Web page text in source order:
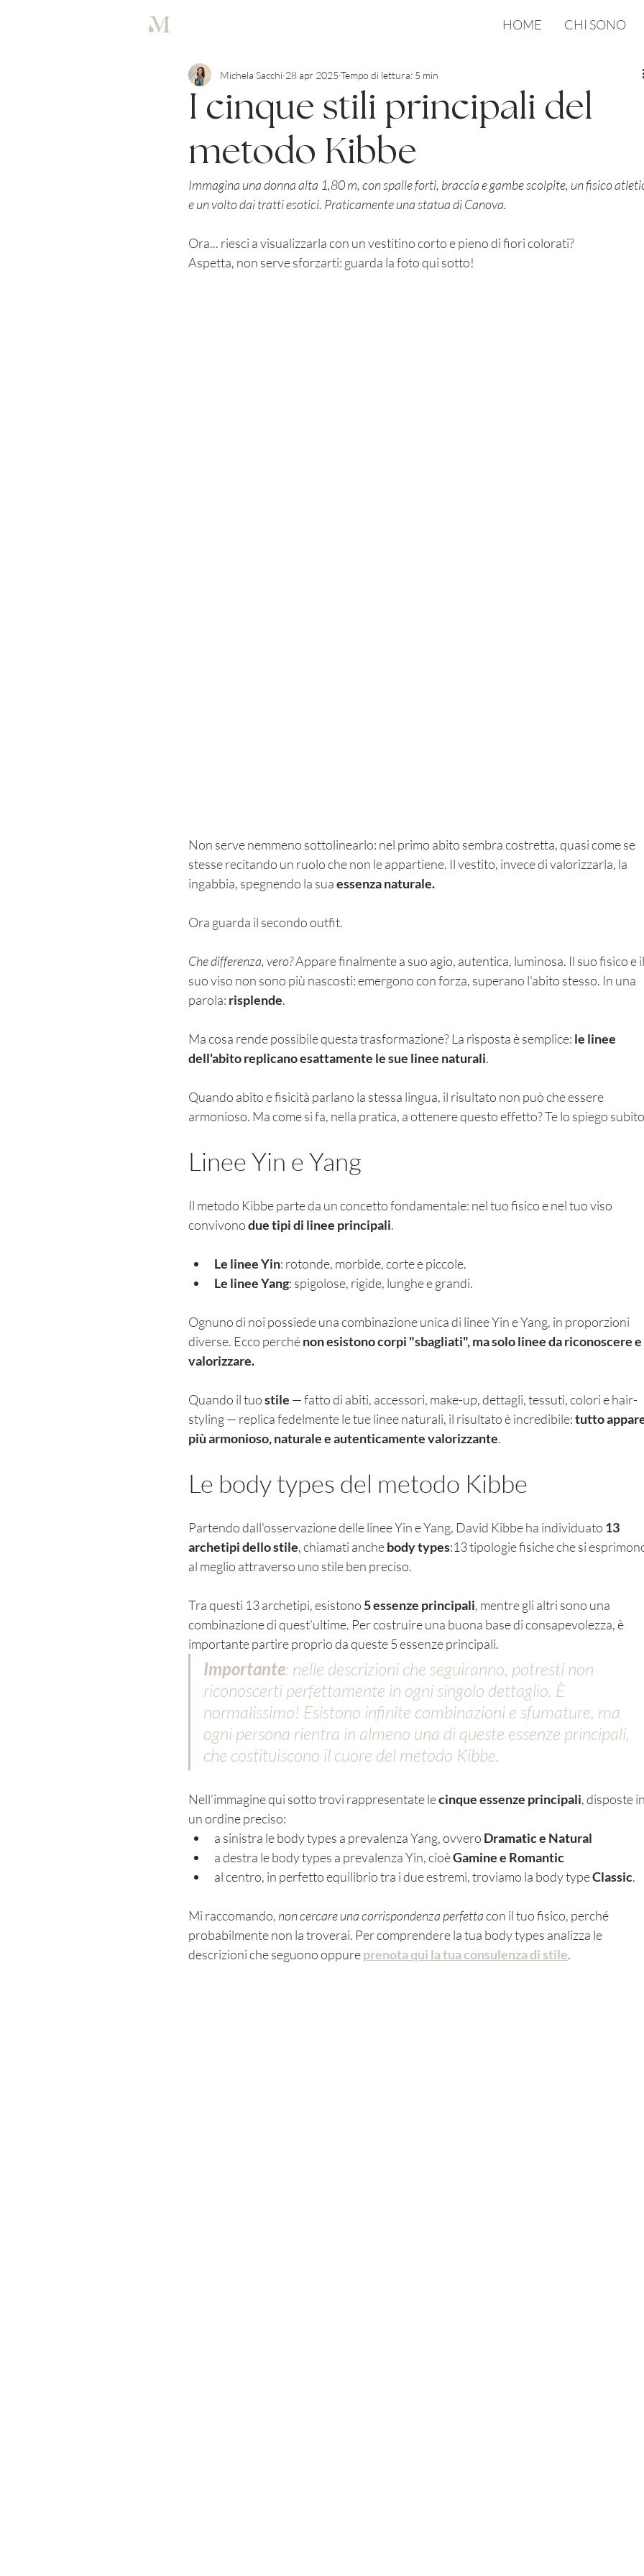
HOME CHI SONO
I cinque stili principali del
metodo Kibbe
Michela Sacchi 28 apr 2025 Tempo di lettura: 5 min
Immagina una donna alta 1,80 m, con spalle forti, braccia e gambe scolpite, un fisico
e un volto dai tratti esotici. Praticamente una statua di Canova.
Ora... riesci a visualizzarla con un vestitino corto e pieno di fiori colorati?
Aspetta, non serve sforzarti: guarda la foto qui sotto!
Non serve nemmeno sottolinearlo: nel primo abito sembra costretta, quasi come se
stesse recitando un ruolo che non le appartiene. Il vestito, invece di valorizzarla, la
ingabbia, spegnendo la sua essenza naturale.
Ora guarda il secondo outfit.
Che differenza, vero? Appare finalmente a suo agio, autentica, luminosa. Il suo fisico e
suo viso non sono più nascosti: emergono con forza, superano l'abito stesso. In una
parola: risplende.
Ma cosa rende possibile questa trasformazione? La risposta è semplice: le linee
dell'abito replicano esattamente le sue linee naturali.
Quando abito e fisicità parlano la stessa lingua, il risultato non può che essere
armonioso. Ma come si fa, nella pratica, a ottenere questo effetto? Te lo spiego
Linee Yin e Yang
Il metodo Kibbe parte da un concetto fondamentale: nel tuo fisico e nel tuo viso
convivono due tipi di linee principali.
Le linee Yin: rotonde, morbide, corte e piccole.
Le linee Yang: spigolose, rigide, lunghe e grandi.
Ognuno di noi possiede una combinazione unica di linee Yin e Yang, in proporzioni
diverse. Ecco perché non esistono corpi "sbagliati", ma solo linee da riconoscere e
valorizzare.
Quando il tuo stile — fatto di abiti, accessori, make-up, dettagli, tessuti, colori e hair-
styling — replica fedelmente le tue linee naturali, il risultato è incredibile: tutto
più armonioso, naturale e autenticamente valorizzante.
Le body types del metodo Kibbe
Partendo dall'osservazione delle linee Yin e Yang, David Kibbe ha individuato 13
archetipi dello stile, chiamati anche body types:13 tipologie fisiche che si
al meglio attraverso uno stile ben preciso.
Tra questi 13 archetipi, esistono 5 essenze principali, mentre gli altri sono una
combinazione di quest'ultime. Per costruire una buona base di consapevolezza, è
importante partire proprio da queste 5 essenze principali.
Importante: nelle descrizioni che seguiranno, potresti non
riconoscerti perfettamente in ogni singolo dettaglio. È
normalissimo! Esistono infinite combinazioni e sfumature, ma
ogni persona rientra in almeno una di queste essenze principali,
che costituiscono il cuore del metodo Kibbe.
Nell’immagine qui sotto trovi rappresentate le cinque essenze principali, disposte
un ordine preciso:
a sinistra le body types a prevalenza Yang, ovvero Dramatic e Natural
a destra le body types a prevalenza Yin, cioè Gamine e Romantic
al centro, in perfetto equilibrio tra i due estremi, troviamo la body type Classic.
Mi raccomando, non cercare una corrispondenza perfetta con il tuo fisico, perché
probabilmente non la troverai. Per comprendere la tua body types analizza le
descrizioni che seguono oppure prenota qui la tua consulenza di stile.